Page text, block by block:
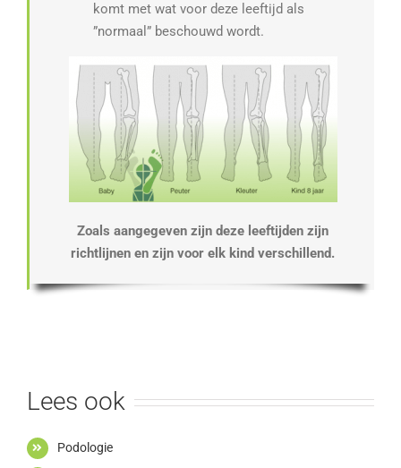
komt met wat voor deze leeftijd als
”normaal” beschouwd wordt.
Zoals aangegeven zijn deze leeftijden zijn
richtlijnen en zijn voor elk kind verschillend.
Lees ook
Podologie